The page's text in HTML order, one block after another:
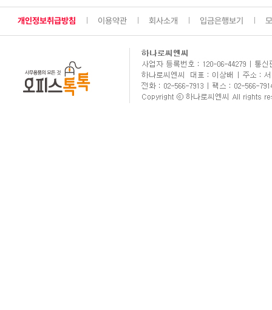
개인정보취급방침 이용약관 회사소개 입금은행보기